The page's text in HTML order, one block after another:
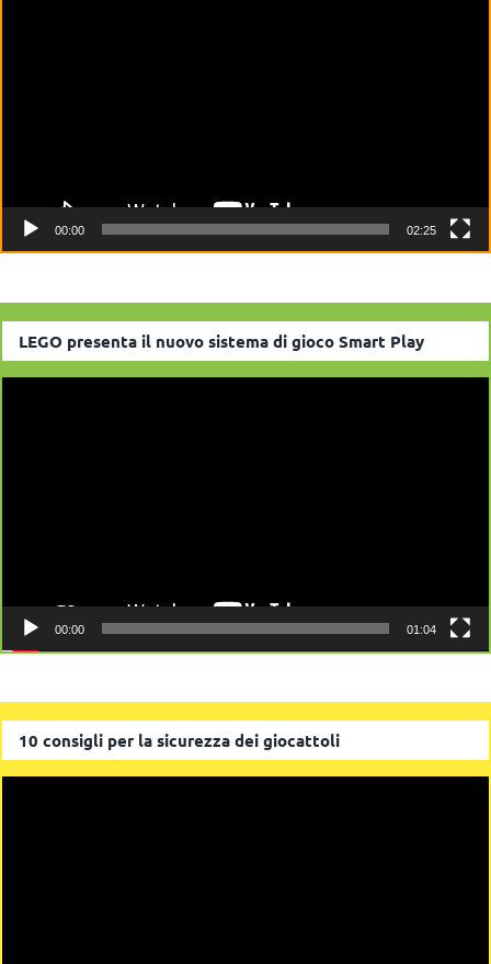
00:00 02:25
LEGO presenta il nuovo sistema di gioco Smart Play
00:00 01:04
10 consigli per la sicurezza dei giocattoli